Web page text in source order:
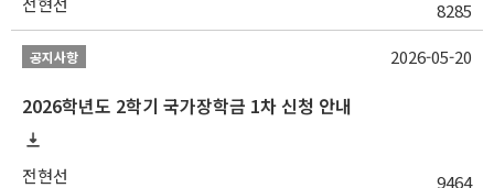
8285
공지사항
2026학년도 2학기 국가장학금 1차 신청 안내
전현선 9464
2026-05-20